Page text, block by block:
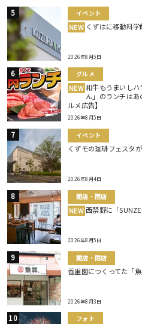
イベント
NEW くずはに移動科
2026年8月5日
グルメ
NEW 和牛もうまいし
ん」のランチは
ルメ広告】
2026年8月5日
イベント
くずモの珈琲フェスタ
2026年8月4日
開店・閉店
NEW 西禁野に「
2026年8月5日
開店・閉店
香里園につくってた「
2026年8月3日
フォト